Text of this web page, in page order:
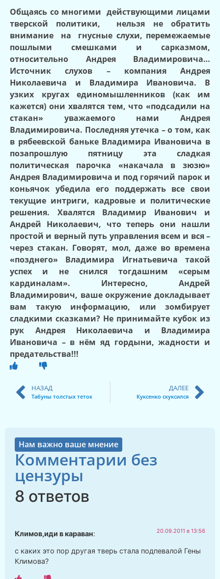
Общаясь со многими действующими лицами
тверской политики, нельзя не обратить
внимание на гнусные слухи, перемежаемые
пошлыми смешками и сарказмом,
относительно Андрея Владимировича…
Источник слухов – компания Андрея
Николаевича и Владимира Ивановича. В
узких кругах единомышленников (как им
кажется) они хвалятся тем, что «подсадили на
стакан» уважаемого нами Андрея
Владимировича. Последняя утечка – о том, как
в рябеевской баньке Владимира Ивановича в
позапрошлую пятницу эта сладкая
политическая парочка «накачала в зюзю»
Андрея Владимировича и под горячий парок и
коньячок убедила его поддержать все свои
текущие интриги, кадровые и политические
решения. Хвалятся Владимир Иванович и
Андрей Николаевич, что теперь они нашли
простой и верный путь управления всем и вся –
через стакан. Говорят, мол, даже во времена
«позднего» Владимира Игнатьевича такой
успех и не снился тогдашним «серым
кардиналам». Интересно, Андрей
Владимирович, ваше окружение докладывает
вам такую информацию, или зомбирует
сладкими сказками? Не принимайте кубок из
рук Андрея Николаевича и Владимира
Ивановича – в нём яд гордыни, жадности и
предательства!!!
НАЗАД
Табуны толстых теток
ДАЛЕЕ
Куксенко скуксился
Нам важно ваше мнение
Комментарии без
цензуры
8 ответов
Климов,иди в караван: 20.09.2011 в 13:56
с каких это пор другая тверь стала подпевалой Гены
Климова?